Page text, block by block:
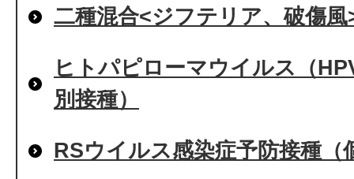
二種混合<ジフテリア、破傷
ヒトパピローマウイルス（
別接種）
RSウイルス感染症予防接種（